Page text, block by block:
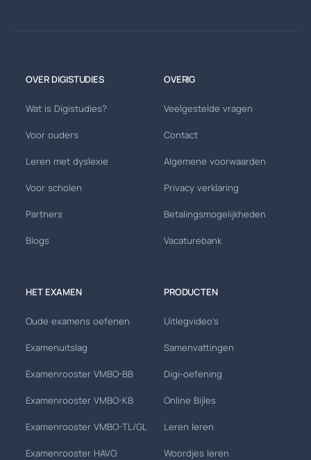
OVER DIGISTUDIES
Wat is Digistudies?
Voor ouders
Leren met dyslexie
Voor scholen
Partners
Blogs
OVERIG
Veelgestelde vragen
Contact
Algemene voorwaarden
Privacy verklaring
Betalingsmogelijkheden
Vacaturebank
HET EXAMEN
Oude examens oefenen
Examenuitslag
Examenrooster VMBO-BB
Examenrooster VMBO-KB
Examenrooster VMBO-TL/GL
Examenrooster HAVO
PRODUCTEN
Uitlegvideo's
Samenvattingen
Digi-oefening
Online Bijles
Leren leren
Woordjes leren